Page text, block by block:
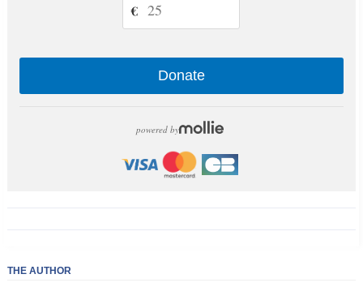
€
Donate
powered by
THE AUTHOR